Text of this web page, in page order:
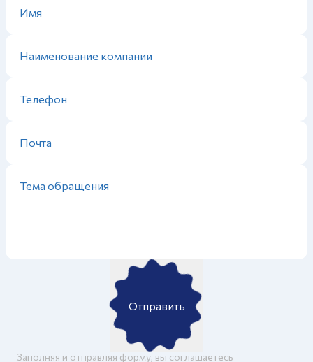
Отправить
Заполняя и отправляя форму, вы соглашаетесь